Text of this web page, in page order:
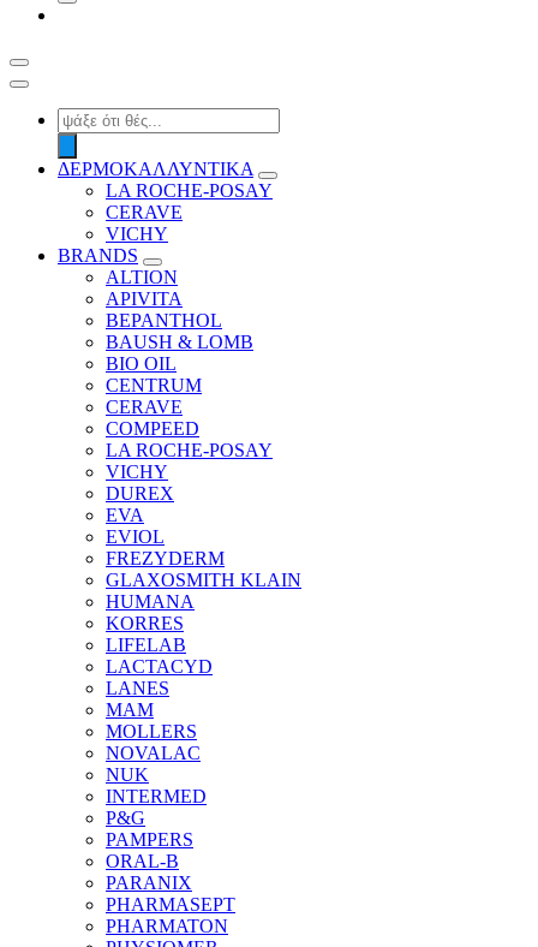
Products
search
ΔΕΡΜΟΚΑΛΛΥΝΤΙΚΑ
LA ROCHE-POSAY
CERAVE
VICHY
BRANDS
ALTION
APIVITA
BEPANTHOL
BAUSH & LOMB
BIO OIL
CENTRUM
CERAVE
COMPEED
LA ROCHE-POSAY
VICHY
DUREX
EVA
EVIOL
FREZYDERM
GLAXOSMITH KLAIN
HUMANA
KORRES
LIFELAB
LACTACYD
LANES
MAM
MOLLERS
NOVALAC
NUK
INTERMED
P&G
PAMPERS
ORAL-B
PARANIX
PHARMASEPT
PHARMATON